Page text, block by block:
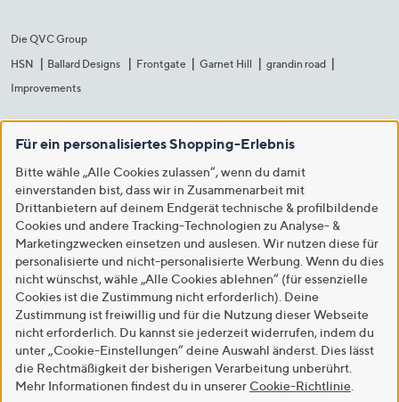
Die QVC Group
HSN
Ballard Designs Frontgate Garnet Hill
grandin road
Improvements
Für ein personalisiertes Shopping-Erlebnis
Bitte wähle „Alle Cookies zulassen“, wenn du damit
einverstanden bist, dass wir in Zusammenarbeit mit
Drittanbietern auf deinem Endgerät technische & profilbildende
Cookies und andere Tracking-Technologien zu Analyse- &
Marketingzwecken einsetzen und auslesen. Wir nutzen diese für
personalisierte und nicht-personalisierte Werbung. Wenn du dies
nicht wünschst, wähle „Alle Cookies ablehnen“ (für essenzielle
Cookies ist die Zustimmung nicht erforderlich). Deine
Zustimmung ist freiwillig und für die Nutzung dieser Webseite
nicht erforderlich. Du kannst sie jederzeit widerrufen, indem du
unter „Cookie-Einstellungen“ deine Auswahl änderst. Dies lässt
die Rechtmäßigkeit der bisherigen Verarbeitung unberührt.
Mehr Informationen findest du in unserer Cookie-Richtlinie